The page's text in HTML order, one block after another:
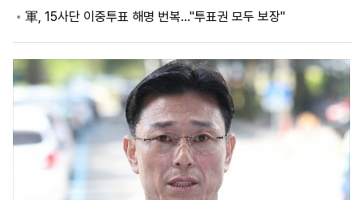
기
독
기
시
개
켓
파
운
세
대
학
동
문
골
프
軍, 15사단 이중투표 해명 번복…"투표권 모두 보장"